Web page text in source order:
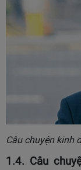
Câu chuyện kinh
1.4. Câu